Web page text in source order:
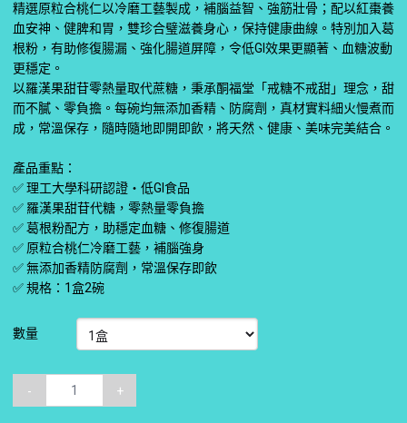
精選原粒合桃仁以冷磨工藝製成，補腦益智、強筋壯骨；配以紅棗養
血安神、健脾和胃，雙珍合璧滋養身心，保持健康曲線。特別加入葛
根粉，有助修復腸漏、強化腸道屏障，令低GI效果更顯著、血糖波動
更穩定。
以羅漢果甜苷零熱量取代蔗糖，秉承酮福堂「戒糖不戒甜」理念，甜
而不膩、零負擔。每碗均無添加香精、防腐劑，真材實料細火慢煮而
成，常溫保存，隨時隨地即開即飲，將天然、健康、美味完美結合。
產品重點：
✅ 理工大學科研認證・低GI食品
✅ 羅漢果甜苷代糖，零熱量零負擔
✅ 葛根粉配方，助穩定血糖、修復腸道
✅ 原粒合桃仁冷磨工藝，補腦強身
✅ 無添加香精防腐劑，常溫保存即飲
✅ 規格：1盒2碗
數量
- +